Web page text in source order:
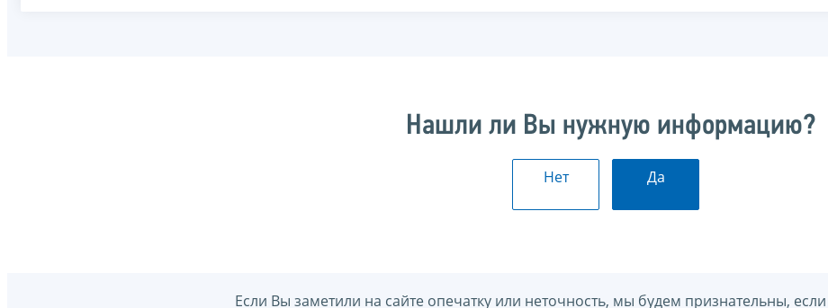
Нашли ли Вы нужную информацию?
Нет Да
Если Вы заметили на сайте опечатку или неточность, мы будем признательны,